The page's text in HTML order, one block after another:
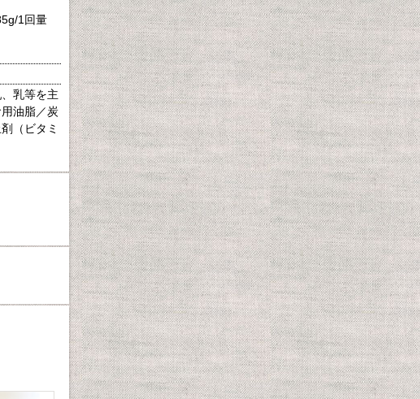
1回量
乳等を主
油脂／炭
（ビタミ